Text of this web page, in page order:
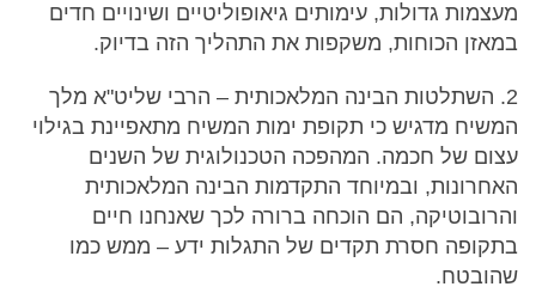
מעצמות גדולות, עימותים גיאופוליטיים ושינויים חדים
במאזן הכוחות, משקפות את התהליך הזה בדיוק.
2. השתלטות הבינה המלאכותית – הרבי שליט"א מלך
המשיח מדגיש כי תקופת ימות המשיח מתאפיינת בגילוי
עצום של חכמה. המהפכה הטכנולוגית של השנים
האחרונות, ובמיוחד התקדמות הבינה המלאכותית
והרובוטיקה, הם הוכחה ברורה לכך שאנחנו חיים
בתקופה חסרת תקדים של התגלות ידע – ממש כמו
שהובטח.